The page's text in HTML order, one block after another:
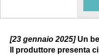
[23 gennaio 2025] Un
Il produttore presenta